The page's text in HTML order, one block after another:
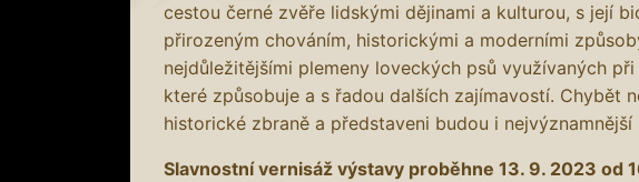
cestou černé zvěře lidskými dějinami a kulturou, s její
přirozeným chováním, historickými a moderními
nejdůležitějšími plemeny loveckých psů využívaných
které způsobuje a s řadou dalších zajímavostí. Chybět
historické zbraně a představeni budou i
Slavnostní vernisáž výstavy proběhne 13. 9. 2023 od